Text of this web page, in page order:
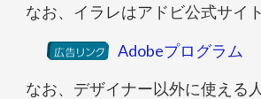
なお、イラレはアドビ公式サイト
Adobeプログラム
なお、デザイナー以外に使える